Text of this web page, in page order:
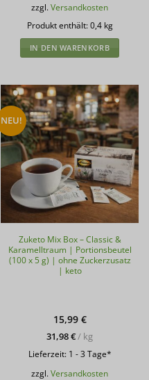
zzgl.Versandkosten
Produkt enthält: 0,4 kg
IN DEN WARENKORB
NEU!
Zuketo Mix Box – Classic &
Karamelltraum | Portionsbeutel
(100 x 5 g) | ohne Zuckerzusatz
| keto
15,99 €
31,98€/ kg
Lieferzeit: 1 - 3 Tage*
zzgl.Versandkosten